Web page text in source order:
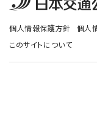
個人情報保護方針 個人
このサイトについて